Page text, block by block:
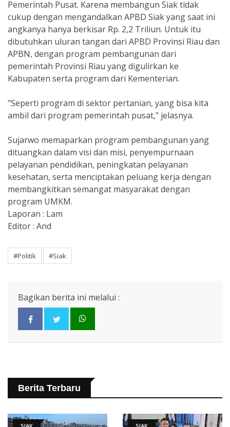
Pemerintah Pusat. Karena membangun Siak tidak
cukup dengan mengandalkan APBD Siak yang saat ini
angkanya hanya berkisar Rp. 2,2 Triliun. Untuk itu
dibutuhkan uluran tangan dari APBD Provinsi Riau dan
APBN, dengan program pembangunan dari
pemerintah Provinsi Riau yang digulirkan ke
Kabupaten serta program dari Kementerian.
"Seperti program di sektor pertanian, yang bisa kita
ambil dari program pemerintah pusat," jelasnya.
Sujarwo memaparkan program pembangunan yang
dituangkan dalam visi dan misi, penyempurnaan
pelayanan pendidikan, peningkatan pelayanan
kesehatan, serta menciptakan peluang kerja dengan
membangkitkan semangat masyarakat dengan
program UMKM.
Laporan : Lam
Editor : And
#Politik #Siak
Bagikan berita ini melalui :
Berita Terbaru